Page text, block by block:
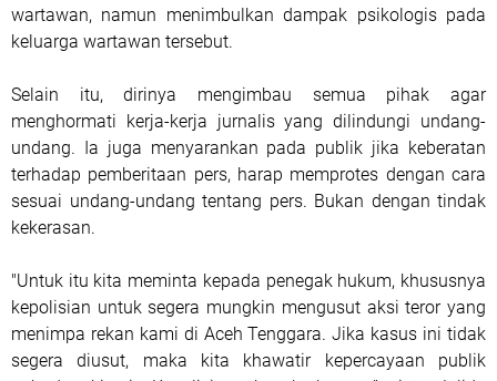
wartawan, namun menimbulkan dampak psikologis pada
keluarga wartawan tersebut.
Selain itu, dirinya mengimbau semua pihak agar
menghormati kerja-kerja jurnalis yang dilindungi undang-
undang. Ia juga menyarankan pada publik jika keberatan
terhadap pemberitaan pers, harap memprotes dengan cara
sesuai undang-undang tentang pers. Bukan dengan tindak
kekerasan.
"Untuk itu kita meminta kepada penegak hukum, khususnya
kepolisian untuk segera mungkin mengusut aksi teror yang
menimpa rekan kami di Aceh Tenggara. Jika kasus ini tidak
segera diusut, maka kita khawatir kepercayaan publik